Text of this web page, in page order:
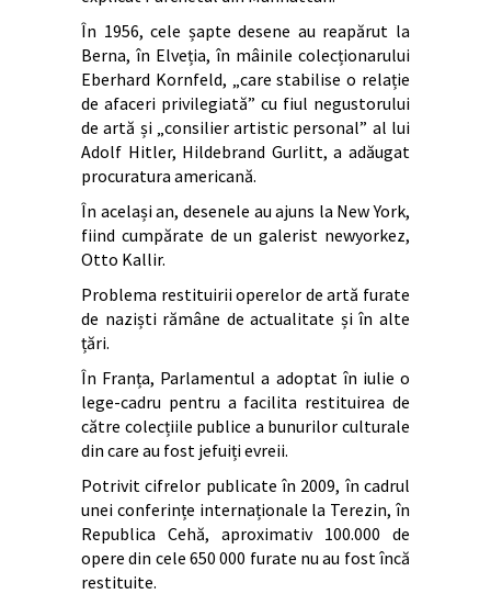
În 1956, cele șapte desene au reapărut la
Berna, în Elveția, în mâinile colecționarului
Eberhard Kornfeld, „care stabilise o relație
de afaceri privilegiată” cu fiul negustorului
de artă și „consilier artistic personal” al lui
Adolf Hitler, Hildebrand Gurlitt, a adăugat
procuratura americană.
În același an, desenele au ajuns la New York,
fiind cumpărate de un galerist newyorkez,
Otto Kallir.
Problema restituirii operelor de artă furate
de naziști rămâne de actualitate și în alte
țări.
În Franța, Parlamentul a adoptat în iulie o
lege-cadru pentru a facilita restituirea de
către colecțiile publice a bunurilor culturale
din care au fost jefuiți evreii.
Potrivit cifrelor publicate în 2009, în cadrul
unei conferințe internaționale la Terezin, în
Republica Cehă, aproximativ 100.000 de
opere din cele 650 000 furate nu au fost încă
restituite.